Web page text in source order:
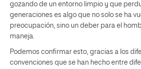
gozando de un entorno limpio y que
generaciones es algo que no solo se ha
preocupación, sino un deber para el
maneja.
Podemos confirmar esto, gracias a los
convenciones que se han hecho entre